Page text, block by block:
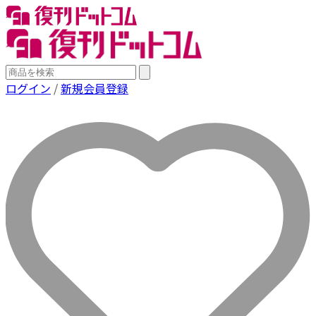
ログイン /新規会員登録